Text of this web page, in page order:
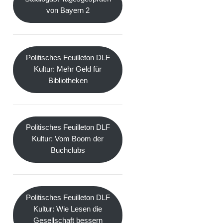
von Bayern 2
Politisches Feuilleton DLF
Kultur: Mehr Geld für
Bibliotheken
Politisches Feuilleton DLF
Kultur: Vom Boom der
Buchclubs
Politisches Feuilleton DLF
Kultur: Wie Lesen die
Gesellschaft bessern